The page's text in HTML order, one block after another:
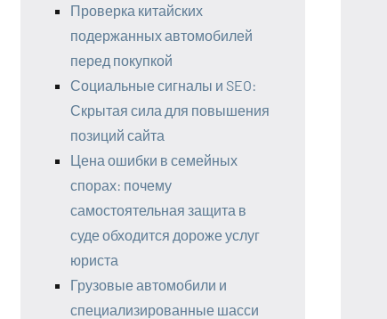
Проверка китайских
подержанных автомобилей
перед покупкой
Социальные сигналы и SEO:
Скрытая сила для повышения
позиций сайта
Цена ошибки в семейных
спорах: почему
самостоятельная защита в
суде обходится дороже услуг
юриста
Грузовые автомобили и
специализированные шасси